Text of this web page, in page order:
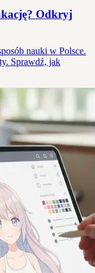
Odkryj
nauki w Polsce.
Sprawdź, jak